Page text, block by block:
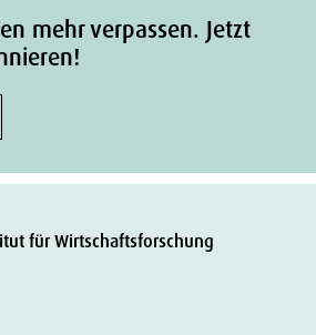
mehr verpassen. Jetzt
für Wirtschaftsforschung